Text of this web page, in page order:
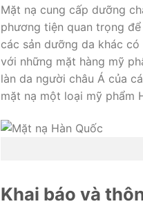
Mặt nạ cung cấp dưỡng
phương tiện quan trọng
các sản dưỡng da khác
với những mặt hàng mỹ
làn da người châu Á của
mặt nạ một loại mỹ phẩm
Khai báo và